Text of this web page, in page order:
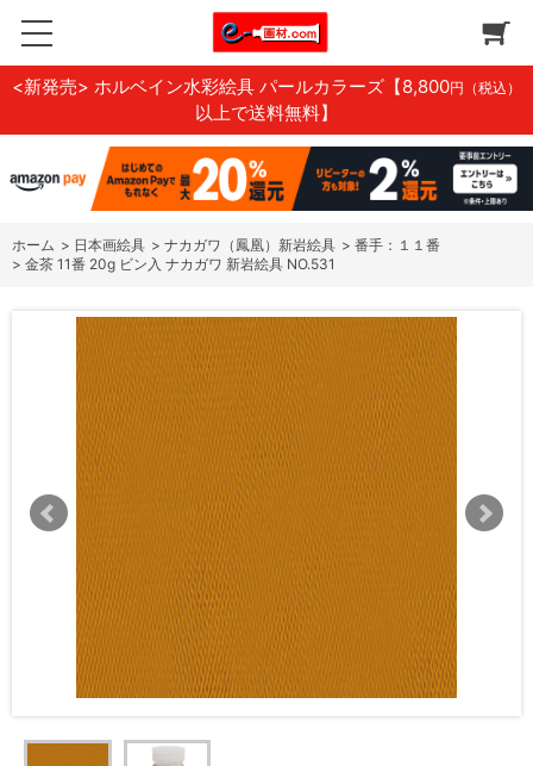
<新発売> ホルベイン水彩絵具 パールカラーズ 【8,800円（税込）
以上で送料無料】
ホーム > 日本画絵具 > ナカガワ（鳳凰）新岩絵具 > 番手：１１番
> 金茶 11番 20g ビン入 ナカガワ 新岩絵具 NO.531